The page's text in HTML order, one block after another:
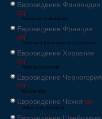
Евровидение Финляндия
[33]
Eurovision laulukilpailu
Евровидение Франция
[49]
Concours Eurovision de la chanson
Евровидение Хорватия
[22]
Pjesma Eurovizije
Евровидение Черногория
[21]
Montevizija
Евровидение Чехия [26]
Velká cena Eurovize